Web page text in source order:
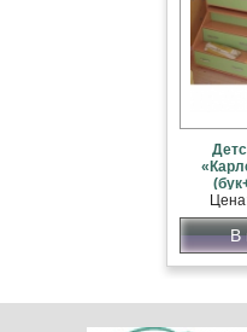
В